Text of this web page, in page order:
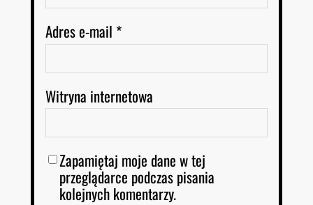
Adres e-mail *
Witryna internetowa
Zapamiętaj moje dane w tej
przeglądarce podczas pisania
kolejnych komentarzy.